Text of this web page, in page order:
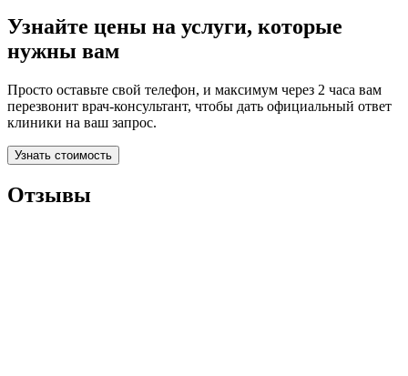
Узнайте цены на услуги, которые
нужны вам
Просто оставьте свой телефон, и максимум через 2 часа вам
перезвонит врач-консультант, чтобы дать официальный ответ
клиники на ваш запрос.
Узнать стоимость
Отзывы